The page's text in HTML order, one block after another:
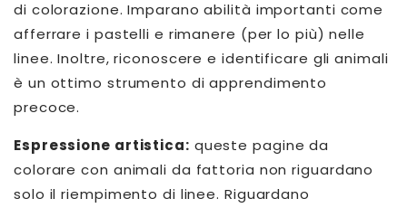
di colorazione. Imparano abilità importanti come
afferrare i pastelli e rimanere (per lo più) nelle
linee. Inoltre, riconoscere e identificare gli animali
è un ottimo strumento di apprendimento
precoce.
Espressione artistica: queste pagine da
colorare con animali da fattoria non riguardano
solo il riempimento di linee. Riguardano